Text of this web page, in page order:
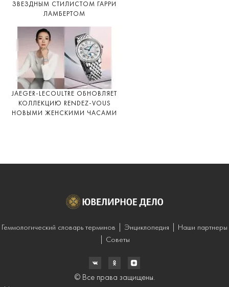
ЗВЕЗДНЫМ СТИЛИСТОМ ГАРРИ
ЛАМБЕРТОМ
JAEGER-LECOULTRE ОБНОВЛЯЕТ
КОЛЛЕКЦИЮ RENDEZ-VOUS
НОВЫМИ ЖЕНСКИМИ ЧАСАМИ
Геммологический словарь терминов Энциклопедия
Наши партнеры
Советы
© Все права защищены.